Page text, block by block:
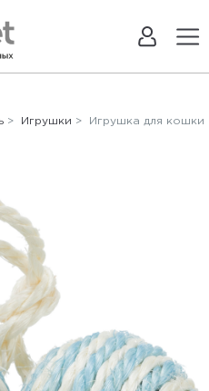
> Игрушки > Игрушка для кошки